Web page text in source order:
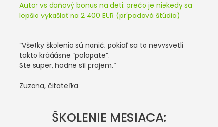
Autor vs daňový bonus na deti: prečo je niekedy sa
lepšie vykašlať na 2 400 EUR (prípadová štúdia)
“Všetky školenia sú nanič, pokiaľ sa to nevysvetlí
takto krááásne “polopate”.
Ste super, hodne síl prajem.”
Zuzana, čitateľka
ŠKOLENIE MESIACA: